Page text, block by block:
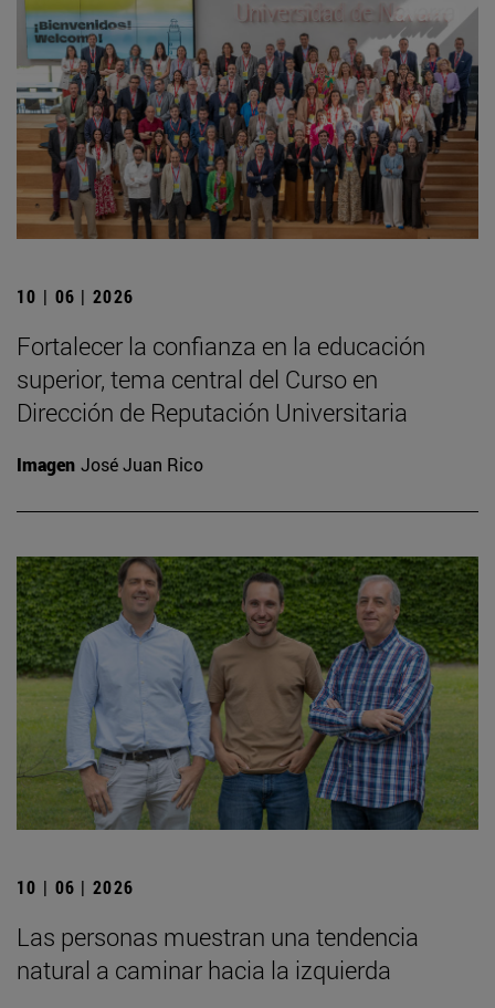
10 | 06 | 2026
Fortalecer la confianza en la educación
superior, tema central del Curso en
Dirección de Reputación Universitaria
Imagen José Juan Rico
10 | 06 | 2026
Las personas muestran una tendencia
natural a caminar hacia la izquierda